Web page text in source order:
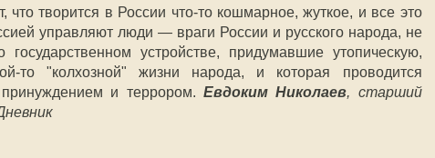
что творится в России что-то кошмарное, жуткое, и все это
управляют люди — враги России и русского народа, не
устройстве, придумавшие утопическую,
то "колхозной" жизни народа, и которая проводится
и террором. Евдоким Николаев, старший